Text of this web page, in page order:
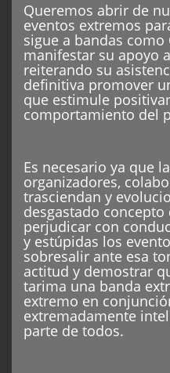
Queremos abrir de
eventos extremos
sigue a bandas
manifestar su apoyo
reiterando su
definitiva promover
que estimule
comportamiento del
Es necesario ya que
organizadores,
trasciendan y
desgastado
perjudicar con
y estúpidas los
sobresalir ante esa
actitud y demostrar
tarima una banda
extremo en
extremadamente
parte de todos.